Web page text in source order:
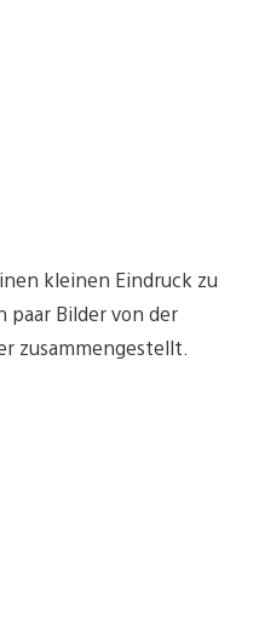
kleinen Eindruck zu
paar Bilder von der
zusammengestellt.